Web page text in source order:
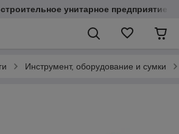
унитарное предприятие
Инструмент, оборудование и сумки